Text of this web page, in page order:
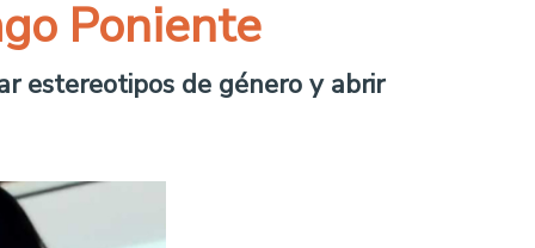
Poniente
estereotipos de género y abrir